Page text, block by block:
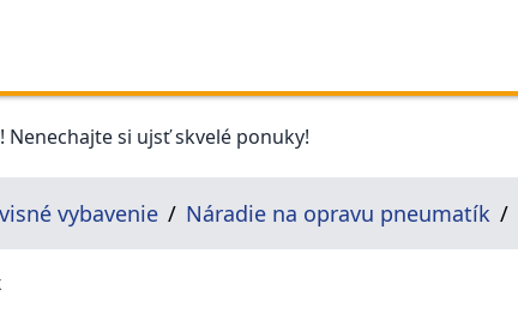
Nenechajte si ujsť skvelé ponuky!
vybavenie Náradie na opravu pneumatík